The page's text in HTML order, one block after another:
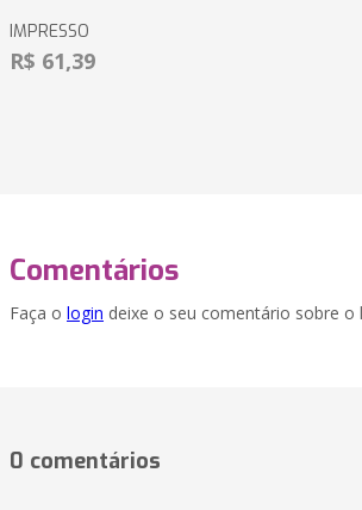
IMPRESSO
R$ 61,39
Comentários
Faça o login deixe o seu comentário sobre o
0 comentários